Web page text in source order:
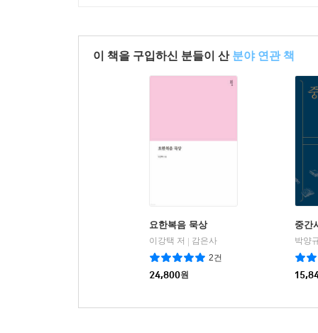
이 책을 구입하신 분들이 산 분야 연관 책
요한복음 묵상
이강택 저
감은사
2건
24,800원
중간
박양